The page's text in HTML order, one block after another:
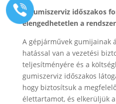
A gumiszerviz időszakos
elengedhetetlen a
A gépjárművek gumijainak
hatással van a vezetési
teljesítményére és a
gumiszerviz időszakos
hogy biztosítsuk a
élettartamot, és elkerüljük